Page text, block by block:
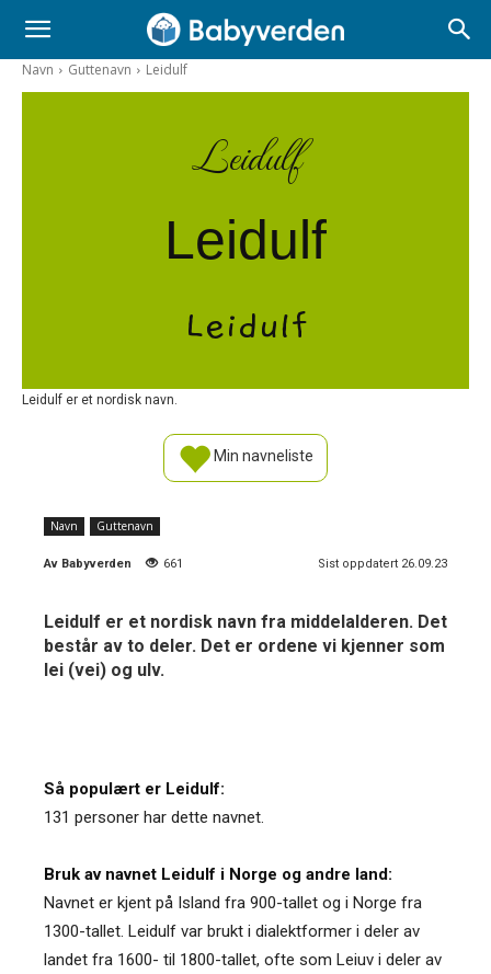
Navn Guttenavn Leidulf
Leidulf
Leidulf
Leidulf
Leidulf er et nordisk navn.
Min navneliste
Navn Guttenavn
Av Babyverden 661 Sist oppdatert 26.09.23
Leidulf er et nordisk navn fra middelalderen. Det
består av to deler. Det er ordene vi kjenner som
lei (vei) og ulv.
Så populært er Leidulf:
131 personer har dette navnet.
Bruk av navnet Leidulf i Norge og andre land:
Navnet er kjent på Island fra 900-tallet og i Norge fra
1300-tallet. Leidulf var brukt i dialektformer i deler av
landet fra 1600- til 1800-tallet, ofte som Leiuv i deler av